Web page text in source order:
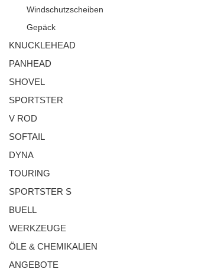
Windschutzscheiben
Gepäck
KNUCKLEHEAD
PANHEAD
SHOVEL
SPORTSTER
V ROD
SOFTAIL
DYNA
TOURING
SPORTSTER S
BUELL
WERKZEUGE
ÖLE & CHEMIKALIEN
ANGEBOTE